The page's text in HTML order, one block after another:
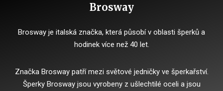
Brosway
Brosway je italská značka, která působí v oblasti šperků a
hodinek více než 40 let.
Značka Brosway patří mezi světové jedničky ve šperkařství.
Šperky Brosway jsou vyrobeny z ušlechtilé oceli a jsou